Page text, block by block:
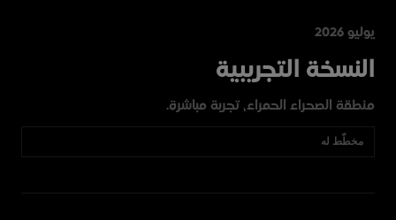
يوليو 2026
النسخة التجريبية
منطقة الصحراء الحمراء، تجربة مباشرة.
مخطّط له